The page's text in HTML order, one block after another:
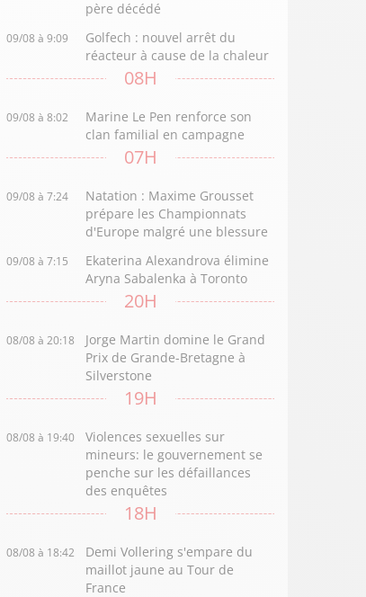
père décédé
09/08 à 9:09
Golfech : nouvel arrêt du
réacteur à cause de la chaleur
08H
09/08 à 8:02
Marine Le Pen renforce son
clan familial en campagne
07H
09/08 à 7:24
Natation : Maxime Grousset
prépare les Championnats
d'Europe malgré une blessure
09/08 à 7:15
Ekaterina Alexandrova élimine
Aryna Sabalenka à Toronto
20H
08/08 à 20:18
Jorge Martin domine le Grand
Prix de Grande-Bretagne à
Silverstone
19H
08/08 à 19:40
Violences sexuelles sur
mineurs: le gouvernement se
penche sur les défaillances
des enquêtes
18H
08/08 à 18:42
Demi Vollering s'empare du
maillot jaune au Tour de
France